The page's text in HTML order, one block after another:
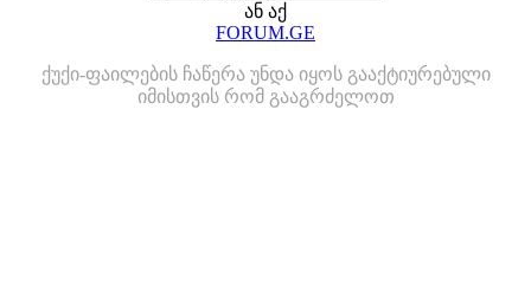
ან აქ
FORUM.GE
ქუქი-ფაილების ჩაწერა უნდა იყოს გააქტიურებული
იმისთვის რომ გააგრძელოთ